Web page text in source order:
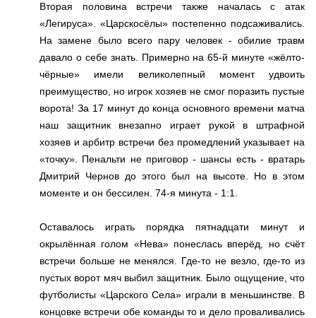
Вторая половина встречи также началась с атак
«Легируса». «Царскосёлы» постепенно подсаживались.
На замене было всего пару человек - обилие травм
давало о себе знать. Примерно на 65-й минуте «жёлто-
чёрные» имели великолепный момент удвоить
преимущество, но игрок хозяев не смог поразить пустые
ворота! За 17 минут до конца основного времени матча
наш защитник внезапно играет рукой в штрафной
хозяев и арбитр встречи без промедлений указывает на
«точку». Пенальти не приговор - шансы есть - вратарь
Дмитрий Чернов до этого был на высоте. Но в этом
моменте и он бессилен. 74-я минута - 1:1.
Оставалось играть порядка пятнадцати минут и
окрылённая голом «Нева» понеслась вперёд, но счёт
встречи больше не менялся. Где-то не везло, где-то из
пустых ворот мяч выбил защитник. Было ощущение, что
футболисты «Царского Села» играли в меньшинстве. В
концовке встречи обе команды то и дело проваливались